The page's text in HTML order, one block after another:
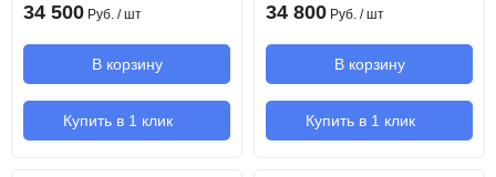
34 500 Руб. / шт
В корзину
Купить в 1 клик
34 800 Руб. / шт
В корзину
Купить в 1 клик